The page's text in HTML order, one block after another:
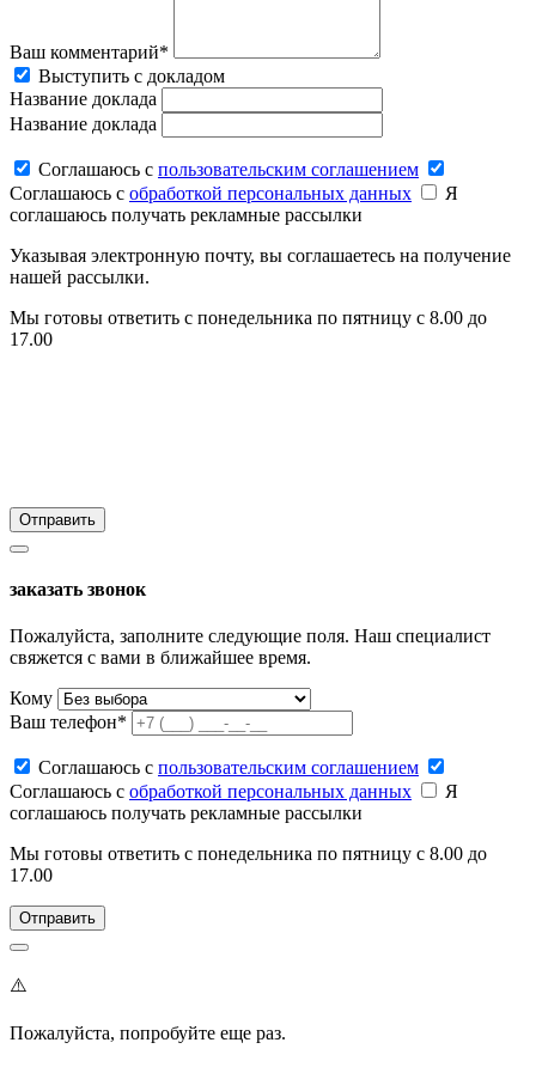
Ваш комментарий*
Выступить с докладом
Название доклада
Название доклада
Соглашаюсь c пользовательским соглашением
Соглашаюсь c обработкой персональных данных
Я
соглашаюсь получать рекламные рассылки
Указывая электронную почту, вы соглашаетесь на получение
нашей рассылки.
Мы готовы ответить с понедельника по пятницу с 8.00 до
17.00
заказать звонок
Пожалуйста, заполните следующие поля. Наш специалист
свяжется с вами в ближайшее время.
Кому
Ваш телефон*
Соглашаюсь c пользовательским соглашением
Соглашаюсь c обработкой персональных данных
Я
соглашаюсь получать рекламные рассылки
Мы готовы ответить с понедельника по пятницу с 8.00 до
17.00
⚠️
Пожалуйста, попробуйте еще раз.